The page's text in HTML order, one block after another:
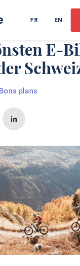
FR EN
E-
Bons plans